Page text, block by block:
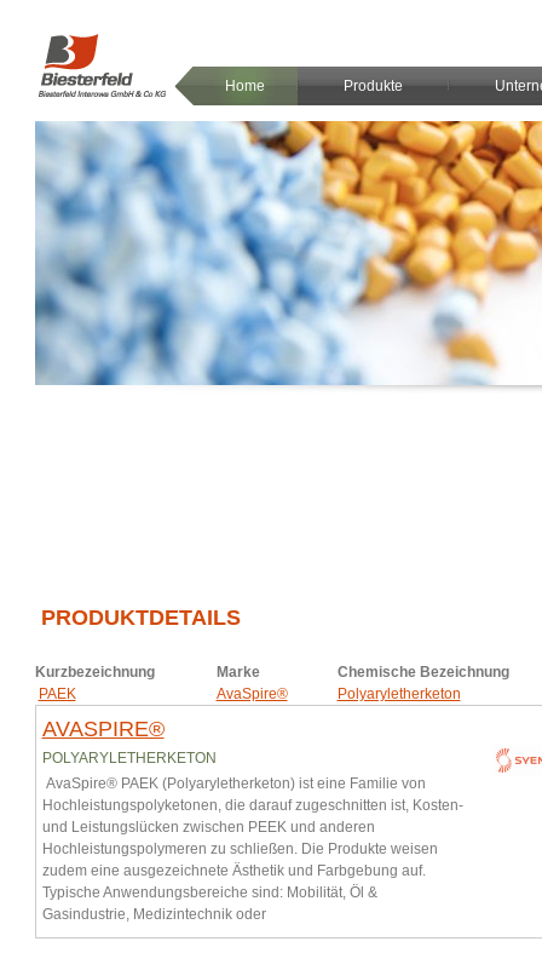
Home Produkte
PRODUKTDETAILS
Kurzbezeichnung Marke
Chemische Bezeichnung
PAEK
AvaSpire® Polyaryletherketon
AVASPIRE®
POLYARYLETHERKETON
AvaSpire® PAEK (Polyaryletherketon) ist eine Familie von
Hochleistungspolyketonen, die darauf zugeschnitten ist, Kosten-
und Leistungslücken zwischen PEEK und anderen
Hochleistungspolymeren zu schließen. Die Produkte weisen
zudem eine ausgezeichnete Ästhetik und Farbgebung auf.
Typische Anwendungsbereiche sind: Mobilität, Öl &
Gasindustrie, Medizintechnik oder